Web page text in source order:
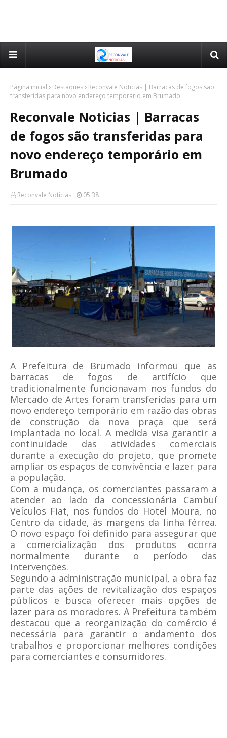
Página inicial Destaques
Reconvale Noticias | Barracas de fogos são
transferidas para novo endereço temporário em Brumado
Reconvale Noticias | Barracas
de fogos são transferidas para
novo endereço temporário em
Brumado
Reconvale Noticias 05:38
A Prefeitura de Brumado informou que as
barracas de fogos de artifício que
tradicionalmente funcionavam nos fundos do
Mercado de Artes foram transferidas para um
novo endereço temporário em razão das obras
de construção da nova praça que será
implantada no local. A medida visa garantir a
continuidade das atividades comerciais
durante a execução do projeto, que promete
ampliar os espaços de convivência e lazer para
a população.
Com a mudança, os comerciantes passaram a
atender ao lado da concessionária Cambuí
Veículos Fiat, nos fundos do Hotel Moura, no
Centro da cidade, às margens da linha férrea.
O novo espaço foi definido para assegurar que
a comercialização dos produtos ocorra
normalmente durante o período das
intervenções.
Segundo a administração municipal, a obra faz
parte das ações de revitalização dos espaços
públicos e busca oferecer mais opções de
lazer para os moradores. A Prefeitura também
destacou que a reorganização do comércio é
necessária para garantir o andamento dos
trabalhos e proporcionar melhores condições
para comerciantes e consumidores.